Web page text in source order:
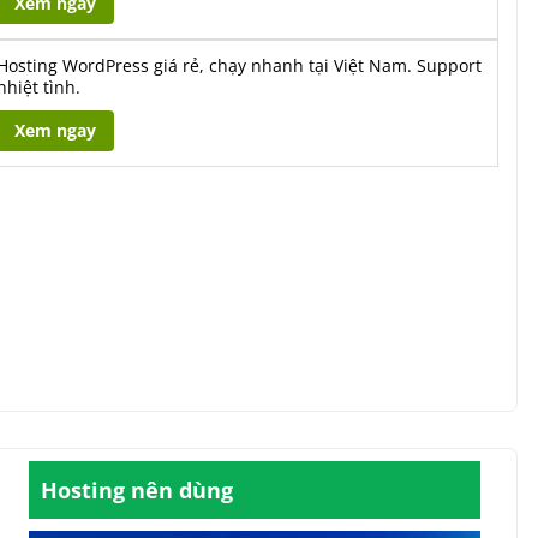
WordPress giá rẻ, chạy nhanh tại Việt Nam. Support
tình.
Xem ngay
Hosting nên dùng